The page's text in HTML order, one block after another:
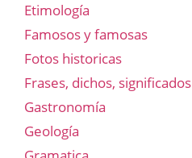
Etimología
Famosos y famosas
Fotos historicas
Frases, dichos, significados
Gastronomía
Geología